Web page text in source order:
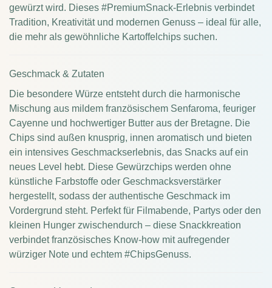
gewürzt wird. Dieses #PremiumSnack-Erlebnis verbindet
Tradition, Kreativität und modernen Genuss – ideal für alle,
die mehr als gewöhnliche Kartoffelchips suchen.
Geschmack & Zutaten
Die besondere Würze entsteht durch die harmonische
Mischung aus mildem französischem Senfaroma, feuriger
Cayenne und hochwertiger Butter aus der Bretagne. Die
Chips sind außen knusprig, innen aromatisch und bieten
ein intensives Geschmackserlebnis, das Snacks auf ein
neues Level hebt. Diese Gewürzchips werden ohne
künstliche Farbstoffe oder Geschmacksverstärker
hergestellt, sodass der authentische Geschmack im
Vordergrund steht. Perfekt für Filmabende, Partys oder den
kleinen Hunger zwischendurch – diese Snackkreation
verbindet französisches Know-how mit aufregender
würziger Note und echtem #ChipsGenuss.